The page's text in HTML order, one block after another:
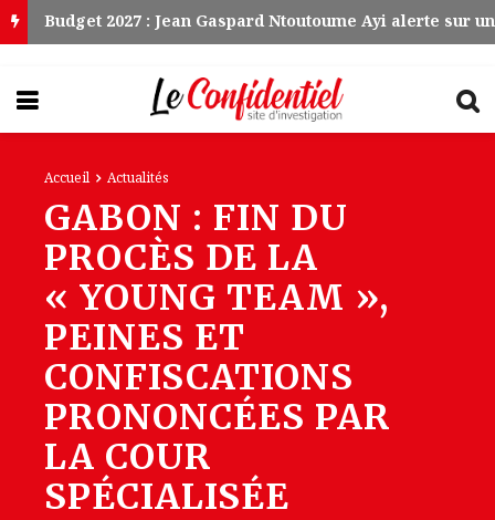
Accueil Actualités
GABON : FIN DU
PROCÈS DE LA
« YOUNG TEAM »,
PEINES ET
CONFISCATIONS
PRONONCÉES PAR
LA COUR
SPÉCIALISÉE